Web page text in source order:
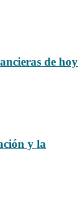
de hoy
y la